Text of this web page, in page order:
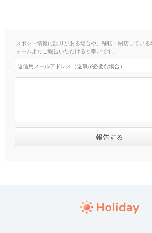
スポット情報に誤りがある場合や、移転・閉店してい
ォームよりご報告いただけると幸いです。